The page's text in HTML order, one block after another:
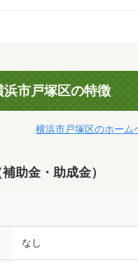
浜市戸塚区の特徴
横浜市戸塚区のホーム
助金・助成金）
なし